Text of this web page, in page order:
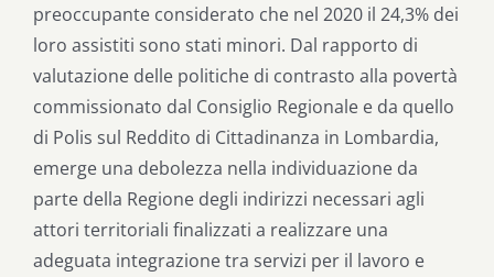
preoccupante considerato che nel 2020 il 24,3% dei
loro assistiti sono stati minori. Dal rapporto di
valutazione delle politiche di contrasto alla povertà
commissionato dal Consiglio Regionale e da quello
di Polis sul Reddito di Cittadinanza in Lombardia,
emerge una debolezza nella individuazione da
parte della Regione degli indirizzi necessari agli
attori territoriali finalizzati a realizzare una
adeguata integrazione tra servizi per il lavoro e